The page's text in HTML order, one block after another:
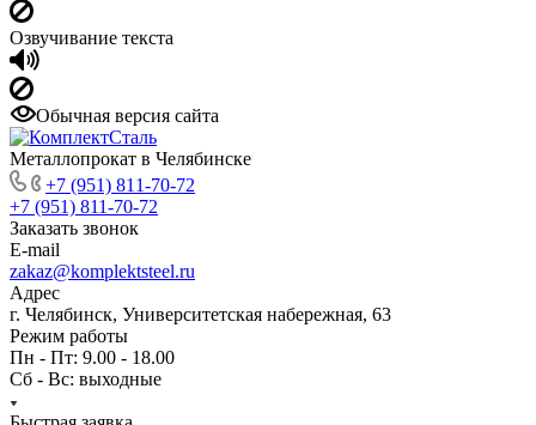
Озвучивание текста
Обычная версия сайта
Металлопрокат в Челябинске
+7 (951) 811-70-72
+7 (951) 811-70-72
Заказать звонок
E-mail
zakaz@komplektsteel.ru
Адрес
г. Челябинск, Университетская набережная, 63
Режим работы
Пн - Пт: 9.00 - 18.00
Сб - Вс: выходные